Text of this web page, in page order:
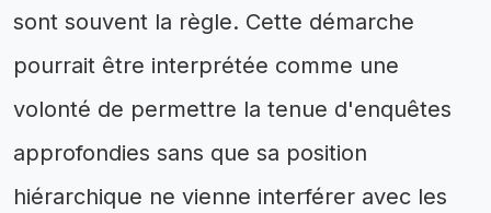
sont souvent la règle. Cette démarche
pourrait être interprétée comme une
volonté de permettre la tenue d'enquêtes
approfondies sans que sa position
hiérarchique ne vienne interférer avec les